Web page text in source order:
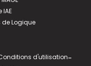
IAE
de Logique
d'utilisation-